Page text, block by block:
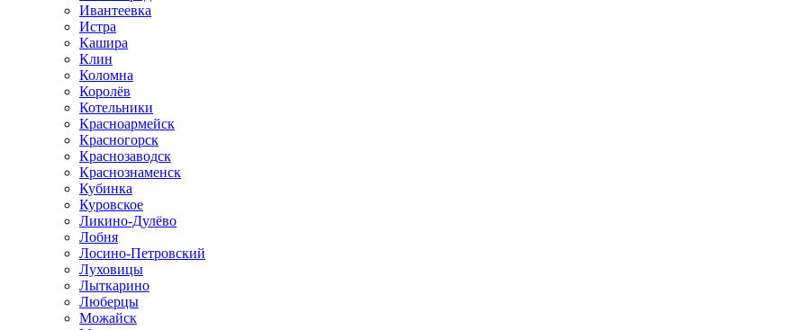
Ивантеевка
Истра
Кашира
Клин
Коломна
Королёв
Котельники
Красноармейск
Красногорск
Краснозаводск
Краснознаменск
Кубинка
Куровское
Ликино-Дулёво
Лобня
Лосино-Петровский
Луховицы
Лыткарино
Люберцы
Можайск